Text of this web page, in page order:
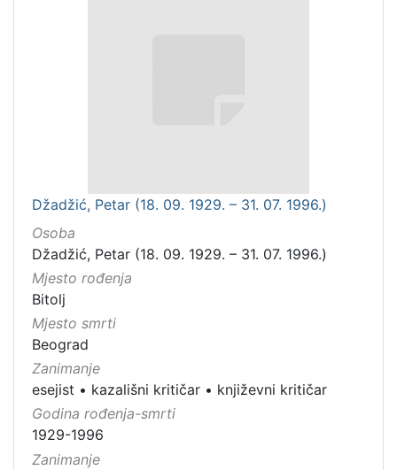
Džadžić, Petar (18. 09. 1929. – 31. 07. 1996.)
Osoba
Džadžić, Petar (18. 09. 1929. – 31. 07. 1996.)
Mjesto rođenja
Bitolj
Mjesto smrti
Beograd
Zanimanje
esejist • kazališni kritičar • književni kritičar
Godina rođenja-smrti
1929-1996
Zanimanje